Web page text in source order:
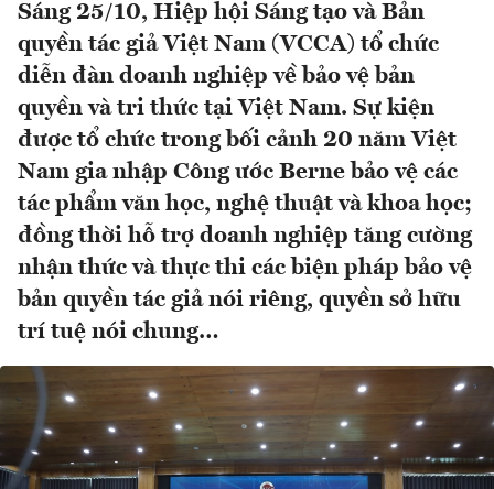
Sáng 25/10, Hiệp hội Sáng tạo và Bản
quyền tác giả Việt Nam (VCCA) tổ chức
diễn đàn doanh nghiệp về bảo vệ bản
quyền và tri thức tại Việt Nam. Sự kiện
được tổ chức trong bối cảnh 20 năm Việt
Nam gia nhập Công ước Berne bảo vệ các
tác phẩm văn học, nghệ thuật và khoa học;
đồng thời hỗ trợ doanh nghiệp tăng cường
nhận thức và thực thi các biện pháp bảo vệ
bản quyền tác giả nói riêng, quyền sở hữu
trí tuệ nói chung…